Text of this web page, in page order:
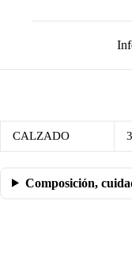
CALZADO
Composición,